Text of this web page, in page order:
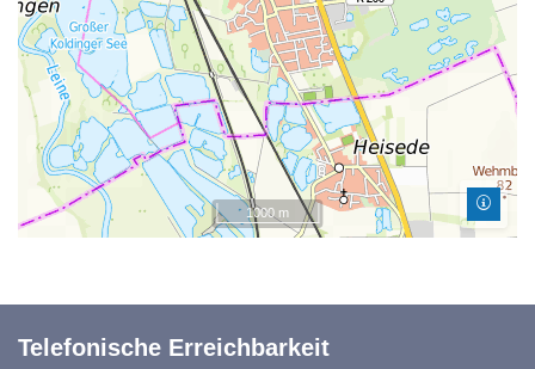
1000 m
Telefonische Erreichbarkeit